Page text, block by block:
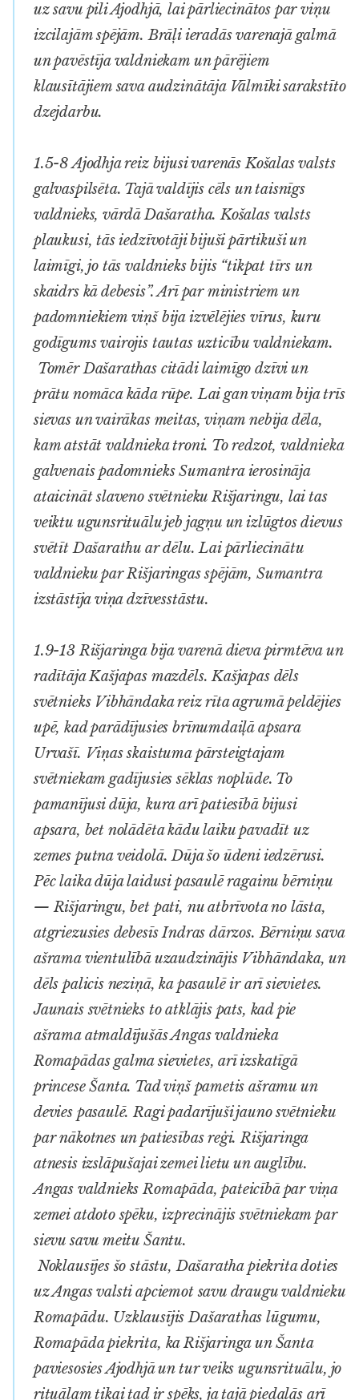
uz savu pili Ajodhjā, lai pārliecinātos par viņu
izcilajām spējām. Brāļi ieradās varenajā galmā
un pavēstīja valdniekam un pārējiem
klausītājiem sava audzinātāja Vālmīki sarakstīto
dzejdarbu.
1.5-8 Ajodhja reiz bijusi varenās Košalas valsts
galvaspilsēta. Tajā valdījis cēls un taisnīgs
valdnieks, vārdā Dašaratha. Košalas valsts
plaukusi, tās iedzīvotāji bijuši pārtikuši un
laimīgi, jo tās valdnieks bijis “tikpat tīrs un
skaidrs kā debesis”. Arī par ministriem un
padomniekiem viņš bija izvēlējies vīrus, kuru
godīgums vairojis tautas uzticību valdniekam.
Tomēr Dašarathas citādi laimīgo dzīvi un
prātu nomāca kāda rūpe. Lai gan viņam bija trīs
sievas un vairākas meitas, viņam nebija dēla,
kam atstāt valdnieka troni. To redzot, valdnieka
galvenais padomnieks Sumantra ierosināja
ataicināt slaveno svētnieku Rišjaringu, lai tas
veiktu ugunsrituālu jeb jagņu un izlūgtos dievus
svētīt Dašarathu ar dēlu. Lai pārliecinātu
valdnieku par Rišjaringas spējām, Sumantra
izstāstīja viņa dzīvesstāstu.
1.9-13 Rišjaringa bija varenā dieva pirmtēva un
radītāja Kašjapas mazdēls. Kašjapas dēls
svētnieks Vibhāndaka reiz rīta agrumā peldējies
upē, kad parādījusies brīnumdaiļā apsara
Urvašī. Viņas skaistuma pārsteigtajam
svētniekam gadījusies sēklas noplūde. To
pamanījusi dūja, kura arī patiesībā bijusi
apsara, bet nolādēta kādu laiku pavadīt uz
zemes putna veidolā. Dūja šo ūdeni iedzērusi.
Pēc laika dūja laidusi pasaulē ragainu bērniņu
— Rišjaringu, bet pati, nu atbrīvota no lāsta,
atgriezusies debesīs Indras dārzos. Bērniņu sava
ašrama vientulībā uzaudzinājis Vibhāndaka, un
dēls palicis neziņā, ka pasaulē ir arī sievietes.
Jaunais svētnieks to atklājis pats, kad pie
ašrama atmaldījušās Angasvaldnieka
Romapādas galma sievietes, arī izskatīgā
princese Šanta. Tad viņš pametis ašramu un
devies pasaulē. Ragi padarījuši jauno svētnieku
par nākotnes un patiesības reģi. Rišjaringa
atnesis izslāpušajai zemei lietu un auglību.
Angas valdnieks Romapāda, pateicībā par viņa
zemei atdoto spēku, izprecinājis svētniekam par
sievu savu meitu Šantu.
Noklausījes šo stāstu, Dašaratha piekrita doties
uz Angas valsti apciemot savu draugu valdnieku
Romapādu. Uzklausījis Dašarathas lūgumu,
Romapāda piekrita, ka Rišjaringa un Šanta
paviesosies Ajodhjā un tur veiks ugunsrituālu, jo
rituālam tikai tad ir spēks, ja tajā piedalās arī